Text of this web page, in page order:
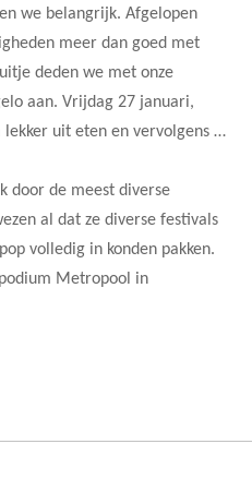
we belangrijk. Afgelopen
meer dan goed met
deden we met onze
aan. Vrijdag 27 januari,
uit eten en vervolgens …
door de meest diverse
al dat ze diverse festivals
volledig in konden pakken.
Metropool in